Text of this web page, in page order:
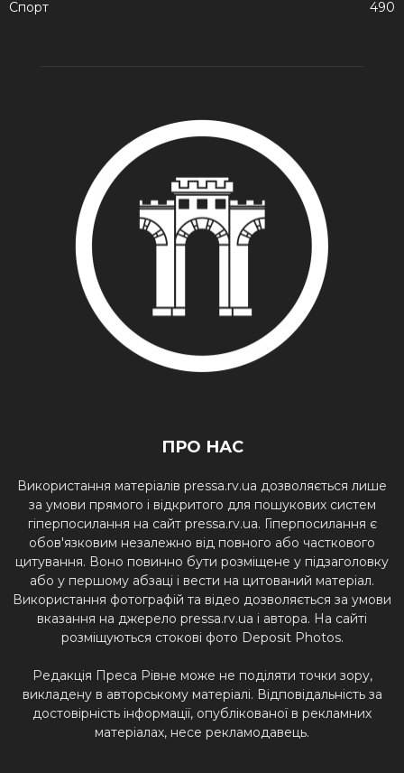
Спорт
490
ПРО НАС
Використання матеріалів pressa.rv.ua дозволяється лише
за умови прямого і відкритого для пошукових систем
гіперпосилання на сайт pressa.rv.ua. Гіперпосилання є
обов'язковим незалежно від повного або часткового
цитування. Воно повинно бути розміщене у підзаголовку
або у першому абзаці і вести на цитований матеріал.
Використання фотографій та відео дозволяється за умови
вказання на джерело pressa.rv.ua і автора. На сайті
розміщуються стокові фото Deposit Photos.
Редакція Преса Рівне може не поділяти точки зору,
викладену в авторському матеріалі. Відповідальність за
достовірність інформації, опублікованої в рекламних
матеріалах, несе рекламодавець.